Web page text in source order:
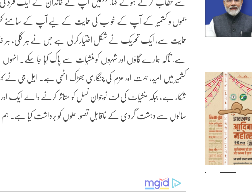
جموں و کشمیر کے آپ کے خواب کی حمایت کے لیے آپ کے سامنے
حمایت سے، ایک تحریک نے شکل اختیار کر لی ہے جس نے ہر گلی، ہر
ہے، تاکہ ہمارے گاؤں اور شہروں کو منشیات سے پاک کیا جا سکے۔
کشمیر میں امید، ہمت اور عزم کی چنگاری بھڑک اٹھی ہے۔ ایل جی نے
شکار ہے، جبکہ منشیات کی لت نوجوان نسل کو متاثر کرنے والے ایک
سالوں سے دہشت گردی کے ناقابل تصور حملوں کو برداشت کیا ہے۔